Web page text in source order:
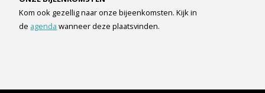
Kom ook gezellig naar onze bijeenkomsten. Kijk in
de agenda wanneer deze plaatsvinden.